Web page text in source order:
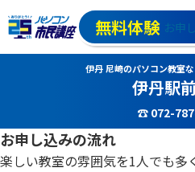
無料体験 お申
伊丹 尼崎のパソコン教室
伊丹駅
☎ 072-
お申し込みの流れ
楽しい教室の雰囲気を1人でも多